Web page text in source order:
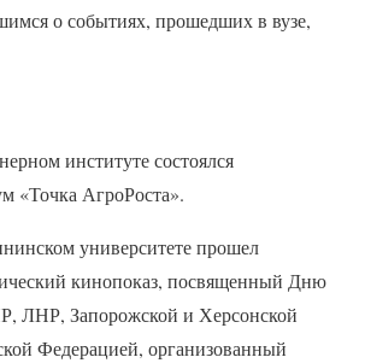
о событиях, прошедших в вузе,
институте состоялся
«Точка АгроРоста».
университете прошел
кинопоказ, посвященный Дню
ЛНР, Запорожской и Херсонской
Федерацией, организованный